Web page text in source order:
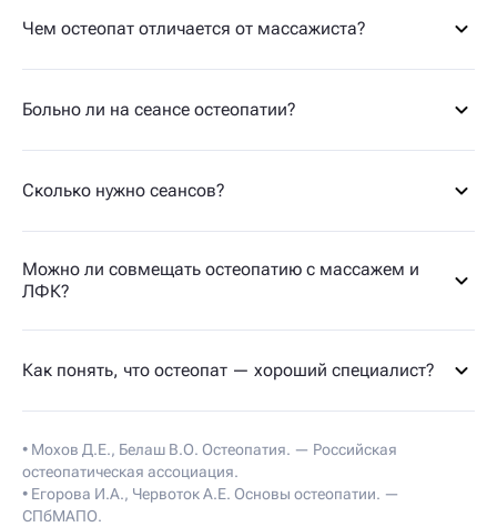
Чем остеопат отличается от массажиста?
Больно ли на сеансе остеопатии?
Сколько нужно сеансов?
Можно ли совмещать остеопатию с массажем и
ЛФК?
Как понять, что остеопат — хороший специалист?
• Мохов Д.Е., Белаш В.О. Остеопатия. — Российская
остеопатическая ассоциация.
• Егорова И.А., Червоток А.Е. Основы остеопатии. —
СПбМАПО.